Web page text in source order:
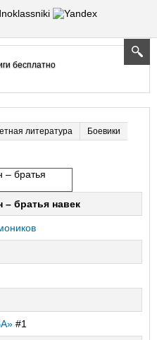
литература
Боевики
братья навек
#1